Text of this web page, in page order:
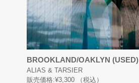
BROOKLAND/OAKLYN (USED)
ALIAS & TARSIER
販売価格:¥3,300 （税込）